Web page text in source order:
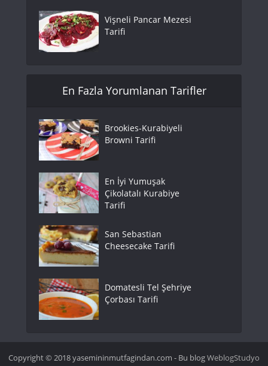
Vişneli Pancar Mezesi
Tarifi
En Fazla Yorumlanan Tarifler
Brookies-Kurabiyeli
Browni Tarifi
En İyi Yumuşak
Çikolatalı Kurabiye
Tarifi
San Sebastian
Cheesecake Tarifi
Domatesli Tel Şehriye
Çorbası Tarifi
Copyright © 2018 yasemininmutfagindan.com - Bu blogWeblogStudyo